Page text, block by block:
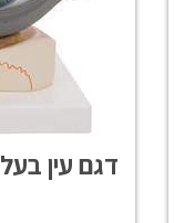
דגם עין בעל 8 חלקים